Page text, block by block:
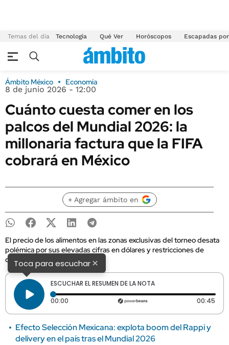
Temas del día Tecnología Qué Ver Horóscopos Escapadas
Ámbito México Economía
8 de junio 2026 - 12:00
Cuánto cuesta comer en los
palcos del Mundial 2026: la
millonaria factura que la FIFA
cobrará en México
+ Agregar ámbito en
El precio de los alimentos en las zonas exclusivas del torneo desata
polémica por sus elevadas cifras en dólares y restricciones de
consumo.
Toca para escuchar×
ESCUCHAR EL RESUMEN DE LA NOTA
00:00 Tiempo transcurrido: 0 segundos 00:45
Efecto Selección Mexicana: explota boom del Rappi y
delivery en el país tras el Mundial 2026